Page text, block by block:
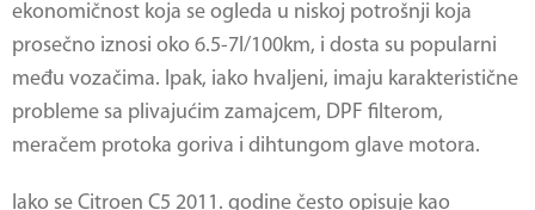
ekonomičnost koja se ogleda u niskoj potrošnji koja
prosečno iznosi oko 6.5-7l/100km, i dosta su popularni
među vozačima. Ipak, iako hvaljeni, imaju karakteristične
probleme sa plivajućim zamajcem, DPF filterom,
meračem protoka goriva i dihtungom glave motora.
Iako se Citroen C5 2011 . godine često opisuje kao